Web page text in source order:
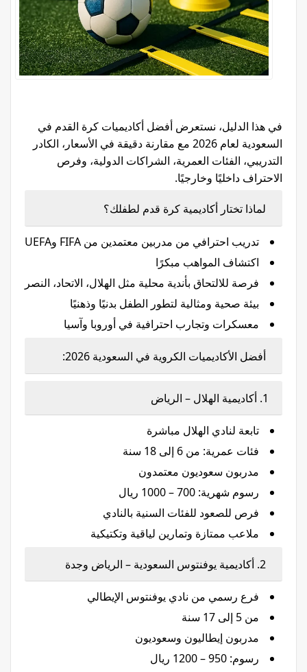
في هذا الدليل، نستعرض أفضل أكاديميات كرة القدم في
السعودية لعام 2026 مع مقارنة دقيقة في الأسعار، الكادر
التدريبي، الفئات العمرية، الشراكات الدولية، وفرص
الاحتراف داخليًا وخارجيًا.
لماذا تختار أكاديمية كرة قدم لطفلك؟
تدريب احترافي من مدربين معتمدين من FIFA وUEFA
اكتشاف المواهب مبكرًا
فرصة للالتحاق بأندية محلية مثل الهلال، الاتحاد، النصر
بيئة صحية ومثالية لتطور الطفل بدنيًا وذهنيًا
معسكرات وتجارب احترافية في أوروبا وآسيا
أفضل الأكاديميات الكروية في السعودية 2026:
1. أكاديمية الهلال – الرياض
تابعة لنادي الهلال مباشرة
فئات عمرية: من 6 إلى 18 سنة
مدربون سعوديون معتمدون
رسوم شهرية: 700 – 1000 ريال
فرص للصعود للفئات السنية بالنادي
ملاعب ممتازة وتمارين لياقية وتكتيكية
فرع رسمي من نادي يوفنتوس الإيطالي
من 5 إلى 17 سنة
مدربون إيطاليون وسعوديون
رسوم: 950 – 1200 ريال